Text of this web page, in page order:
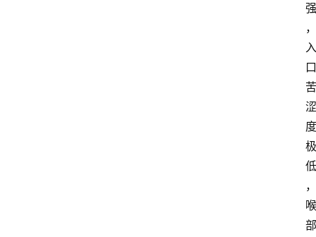
强
，
入
口
苦
涩
度
极
低
，
喉
部